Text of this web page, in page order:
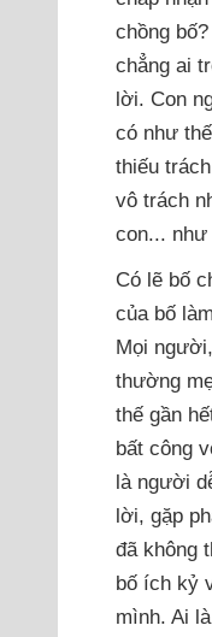
chồng
chẳng ai
lời. Con
có như
thiếu
vô trách
con... như
Có lẽ bố
của bố
Mọi
thường
thế gần
bất công
là người
lời, gặp
đã không
bố ích kỷ
mình. Ai